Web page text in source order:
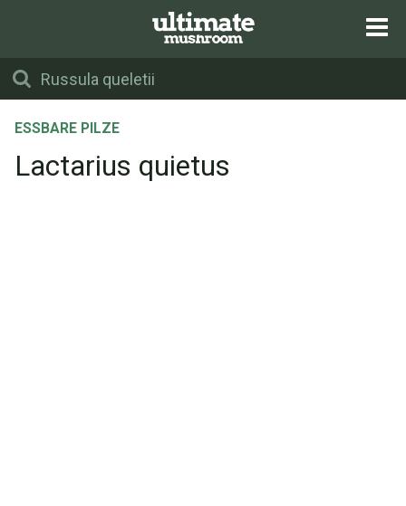
ESSBARE PILZE
Lactarius quietus